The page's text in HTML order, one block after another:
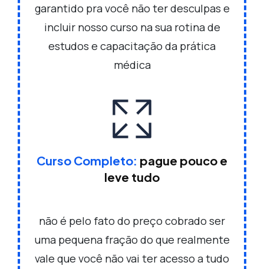
garantido pra você não ter desculpas e
incluir nosso curso na sua rotina de
estudos e capacitação da prática
médica
Curso Completo: pague pouco e
leve tudo
não é pelo fato do preço cobrado ser
uma pequena fração do que realmente
vale que você não vai ter acesso a tudo